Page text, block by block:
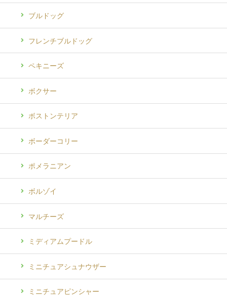
ブルドッグ
フレンチブルドッグ
ペキニーズ
ボクサー
ボストンテリア
ボーダーコリー
ポメラニアン
ボルゾイ
マルチーズ
ミディアムプードル
ミニチュアシュナウザー
ミニチュアピンシャー